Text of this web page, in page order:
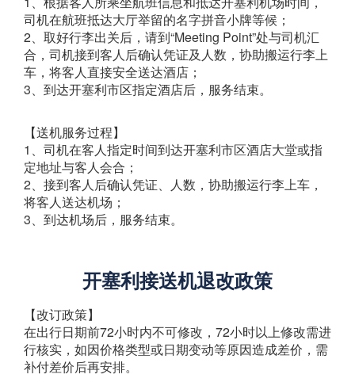
司机在航班抵达大厅举留的名字拼音小牌等候；
2、取好行李出关后，请到“Meeting Point”处与司机汇
合，司机接到客人后确认凭证及人数，协助搬运行李上
车，将客人直接安全送达酒店；
3、到达开塞利市区指定酒店后，服务结束。
【送机服务过程】
1、司机在客人指定时间到达开塞利市区酒店大堂或指
定地址与客人会合；
2、接到客人后确认凭证、人数，协助搬运行李上车，
将客人送达机场；
3、到达机场后，服务结束。
开塞利接送机退改政策
【改订政策】
在出行日期前72小时内不可修改，72小时以上修改需进
行核实，如因价格类型或日期变动等原因造成差价，需
补付差价后再安排。